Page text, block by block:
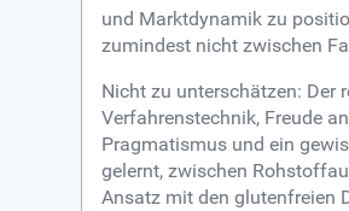
und Marktdynamik zu
zumindest nicht zwischen
Nicht zu unterschätzen: Der
Verfahrenstechnik, Freude
Pragmatismus und ein
gelernt, zwischen
Ansatz mit den glutenfreien